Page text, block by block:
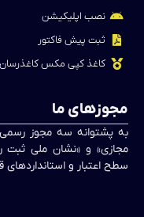
نصب اپلیکیشن
ثبت پیش فاکتور
کاغذ کپی مکس کاغذرسان
مجوزهای ما
به پشتوانه سه مجوز رسمی
مجازی» و «نشان ملی ثبت
سطح اعتبار و استانداردهای